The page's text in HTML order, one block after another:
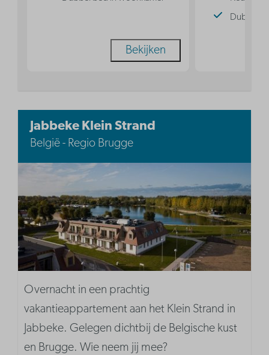
Bekijken
Dubbel
Jabbeke Klein Strand
België - Regio Brugge
Overnacht in een prachtig
vakantieappartement aan het Klein Strand in
Jabbeke. Gelegen dichtbij de Belgische kust
en Brugge. Wie neem jij mee?